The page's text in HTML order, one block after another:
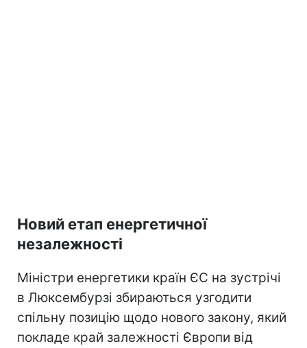
Новий етап енергетичної
незалежності
Міністри енергетики країн ЄС на зустрічі
в Люксембурзі збираються узгодити
спільну позицію щодо нового закону, який
покладе край залежності Європи від